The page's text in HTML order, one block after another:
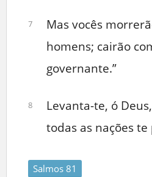
7
Mas vocês
homens; cairão
governante.”
8
Levanta-te, ó
todas as nações
Salmos 81